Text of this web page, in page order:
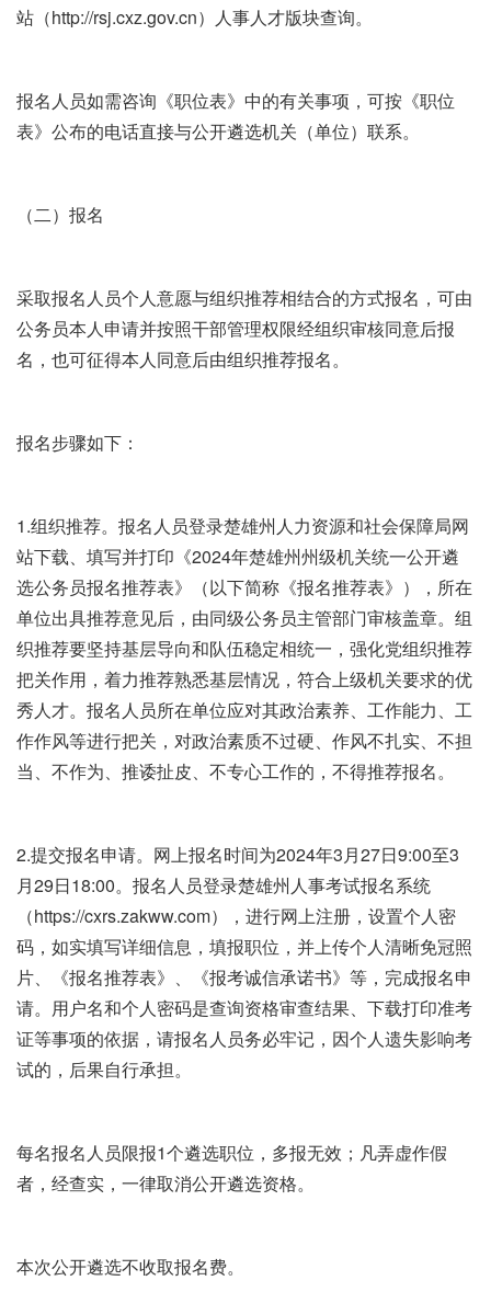
站（http://rsj.cxz.gov.cn）人事人才版块查询。
报名人员如需咨询《职位表》中的有关事项，可按《职位
表》公布的电话直接与公开遴选机关（单位）联系。
（二）报名
采取报名人员个人意愿与组织推荐相结合的方式报名，可由
公务员本人申请并按照干部管理权限经组织审核同意后报
名，也可征得本人同意后由组织推荐报名。
报名步骤如下：
1.组织推荐。报名人员登录楚雄州人力资源和社会保障局网
站下载、填写并打印《2024年楚雄州州级机关统一公开遴
选公务员报名推荐表》（以下简称《报名推荐表》），所在
单位出具推荐意见后，由同级公务员主管部门审核盖章。组
织推荐要坚持基层导向和队伍稳定相统一，强化党组织推荐
把关作用，着力推荐熟悉基层情况，符合上级机关要求的优
秀人才。报名人员所在单位应对其政治素养、工作能力、工
作作风等进行把关，对政治素质不过硬、作风不扎实、不担
当、不作为、推诿扯皮、不专心工作的，不得推荐报名。
2.提交报名申请。网上报名时间为2024年3月27日9:00至3
月29日18:00。报名人员登录楚雄州人事考试报名系统
（https://cxrs.zakww.com），进行网上注册，设置个人密
码，如实填写详细信息，填报职位，并上传个人清晰免冠照
片、《报名推荐表》、《报考诚信承诺书》等，完成报名申
请。用户名和个人密码是查询资格审查结果、下载打印准考
证等事项的依据，请报名人员务必牢记，因个人遗失影响考
试的，后果自行承担。
每名报名人员限报1个遴选职位，多报无效；凡弄虚作假
者，经查实，一律取消公开遴选资格。
本次公开遴选不收取报名费。